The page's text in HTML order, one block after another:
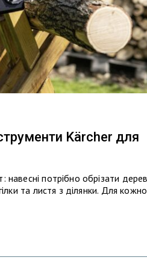
Kärcher для
потрібно обрізати
та листя з ділянки. Для